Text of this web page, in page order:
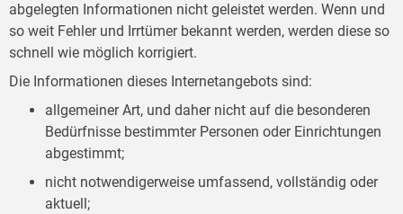
abgelegten Informationen nicht geleistet werden. Wenn und
so weit Fehler und Irrtümer bekannt werden, werden diese so
schnell wie möglich korrigiert.
Die Informationen dieses Internetangebots sind:
allgemeiner Art, und daher nicht auf die besonderen
Bedürfnisse bestimmter Personen oder Einrichtungen
abgestimmt;
nicht notwendigerweise umfassend, vollständig oder
aktuell;